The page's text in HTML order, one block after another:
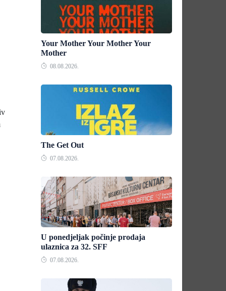
Your Mother Your Mother Your
Mother
08.08.2026.
The Get Out
07.08.2026.
U ponedjeljak počinje prodaja
ulaznica za 32. SFF
07.08.2026.